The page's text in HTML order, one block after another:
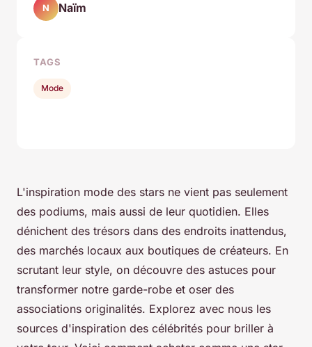
L'inspiration mode des stars ne vient pas seulement
des podiums, mais aussi de leur quotidien. Elles
dénichent des trésors dans des endroits inattendus,
des marchés locaux aux boutiques de créateurs. En
scrutant leur style, on découvre des astuces pour
transformer notre garde-robe et oser des
associations originalités. Explorez avec nous les
sources d'inspiration des célébrités pour briller à
N Naïm
TAGS
Mode